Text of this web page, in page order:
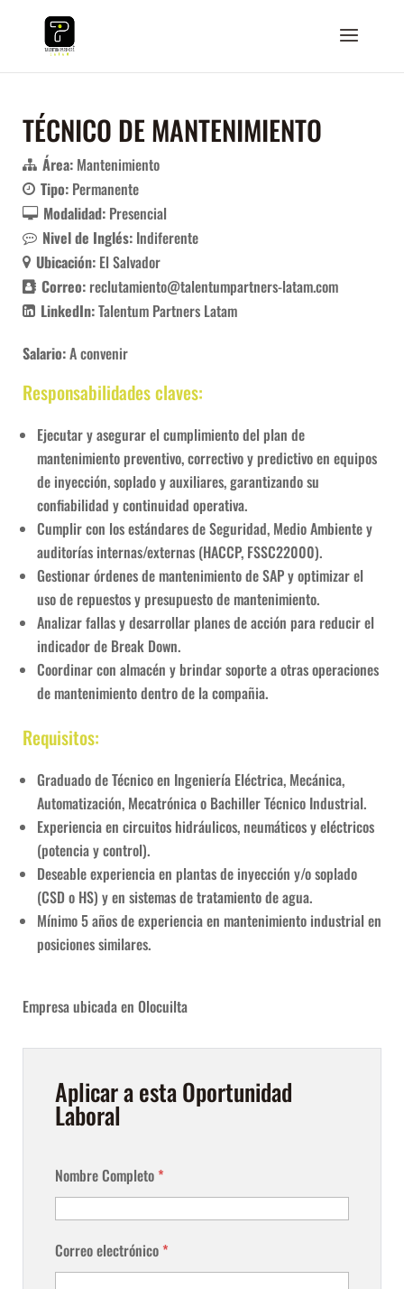
TÉCNICO DE MANTENIMIENTO
Área: Mantenimiento
Tipo: Permanente
Modalidad: Presencial
Nivel de Inglés: Indiferente
Ubicación: El Salvador
Correo: reclutamiento@talentumpartners-latam.com
LinkedIn:Talentum Partners Latam
Salario:A convenir
Responsabilidades claves:
Ejecutar y asegurar el cumplimiento del plan de
mantenimiento preventivo, correctivo y predictivo en equipos
de inyección, soplado y auxiliares, garantizando su
confiabilidad y continuidad operativa.
Cumplir con los estándares de Seguridad, Medio Ambiente y
auditorías internas/externas (HACCP, FSSC22000).
Gestionar órdenes de mantenimiento de SAP y optimizar el
uso de repuestos y presupuesto de mantenimiento.
Analizar fallas y desarrollar planes de acción para reducir el
indicador de Break Down.
Coordinar con almacén y brindar soporte a otras operaciones
de mantenimiento dentro de la compañia.
Requisitos:
Graduado de Técnico en Ingeniería Eléctrica, Mecánica,
Automatización, Mecatrónica o Bachiller Técnico Industrial.
Experiencia en circuitos hidráulicos, neumáticos y eléctricos
(potencia y control).
Deseable experiencia en plantas de inyección y/o soplado
(CSD o HS) y en sistemas de tratamiento de agua.
Mínimo 5 años de experiencia en mantenimiento industrial en
posiciones similares.
Empresa ubicada en Olocuilta
Aplicar a esta Oportunidad
Laboral
Nombre Completo*
Correo electrónico*